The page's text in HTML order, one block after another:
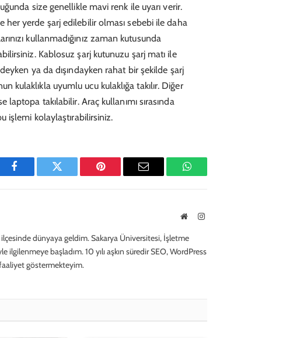
size genellikle mavi renk ile uyarı verir.
her yerde şarj edilebilir olması sebebi ile daha
kullanmadığınız zaman kutusunda
Kablosuz şarj kutunuzu şarj matı ile
ya da dışındayken rahat bir şekilde şarj
kulaklıkla uyumlu ucu kulaklığa takılır. Diğer
takılabilir. Araç kullanımı sırasında
işlemi kolaylaştırabilirsiniz.
Facebook Twitter Pinterest
E-
WhatsApp
WebsiteInstagram
ilçesinde dünyaya geldim. Sakarya Üniversitesi, İşletme
ilgilenmeye başladım. 10 yılı aşkın süredir SEO, WordPress
göstermekteyim.